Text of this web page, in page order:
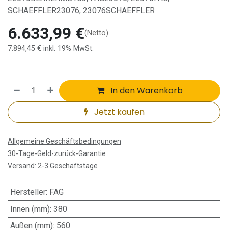
SCHAEFFLER23076, 23076SCHAEFFLER
6.633,99 €(Netto)
7.894,45 € inkl. 19% MwSt.
In den Warenkorb
Jetzt kaufen
Allgemeine Geschäftsbedingungen
30-Tage-Geld-zurück-Garantie
Versand: 2-3 Geschäftstage
Hersteller: FAG
Innen (mm): 380
Außen (mm): 560